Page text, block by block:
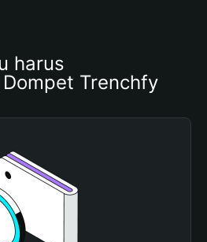
harus
Trenchfy